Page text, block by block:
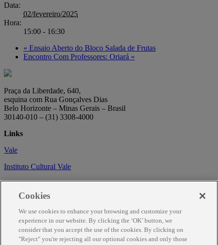
Data:
02/fevereiro/2025
Hora:
15:00 - 16:30
« Ensaio Aberto do Bloco Salada de Frutas
Encontro Com Professores: Oriará »
Praça da Liberdade, 640,
esquina com Rua Gonçalves Dias
Belo Horizonte – Minas Gerais – Brasil
30140-010 – (31) 3308-4000
Links
Vale
Instituto Cultural Vale
Circuito Cultural
Trabalhe conosco
Informações
Como chegar
Cookies
We use cookies to enhance your browsing and customize your
experience in our website. By clicking the ‘OK’ button, we
consider that you accept the use of the cookies. By clicking on
"Reject" you're rejecting all our optional cookies and only those